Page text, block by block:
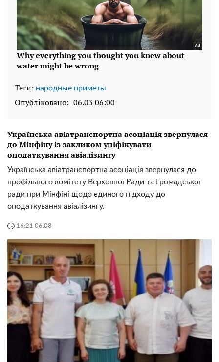
Теги: народные приметы
Опубліковано: 06.03 06:00
Українська авіатранспортна асоціація звернулася
до Мінфіну із закликом уніфікувати
оподаткування авіалізингу
Українська авіатранспортна асоціація звернулася до
профільного комітету Верховної Ради та Громадської
ради при Мінфіні щодо єдиного підходу до
оподаткування авіалізингу.
16:21 06.08